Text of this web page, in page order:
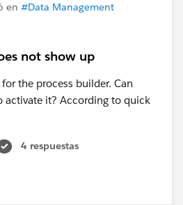
en #Data Management
not show up
the process builder. Can
activate it? According to quick
4 respuestas